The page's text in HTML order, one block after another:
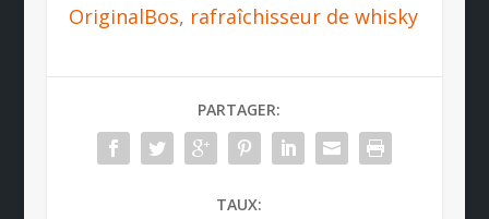
OriginalBos, rafraîchisseur de whisky
PARTAGER:
TAUX: